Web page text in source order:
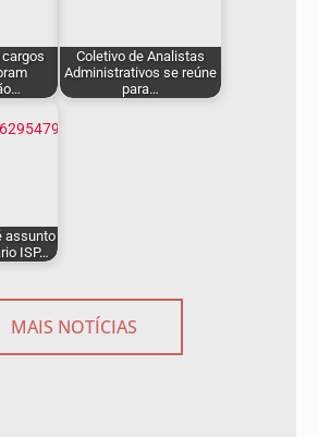
Coletivo de Analistas
Administrativos se reúne
para…
assunto
ISP…
MAIS NOTÍCIAS